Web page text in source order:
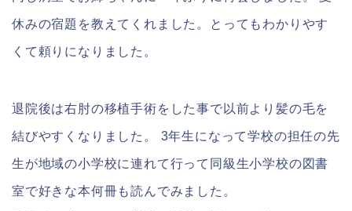
休みの宿題を教えてくれました。とってもわかりやす
くて頼りになりました。
退院後は右肘の移植手術をした事で以前より髪の毛を
結びやすくなりました。 3年生になって学校の担任の先
生が地域の小学校に連れて行って同級生小学校の図書
室で好きな本何冊も読んでみました。